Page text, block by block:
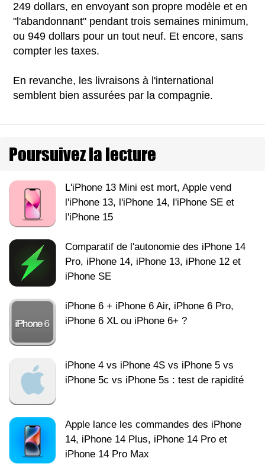
249 dollars, en envoyant son propre modèle et en
"l'abandonnant" pendant trois semaines minimum,
ou 949 dollars pour un tout neuf. Et encore, sans
compter les taxes.
En revanche, les livraisons à l'international
semblent bien assurées par la compagnie.
Poursuivez la lecture
L'iPhone 13 Mini est mort, Apple vend
l'iPhone 13, l'iPhone 14, l'iPhone SE et
l'iPhone 15
Comparatif de l'autonomie des iPhone 14
Pro, iPhone 14, iPhone 13, iPhone 12 et
iPhone SE
iPhone 6 + iPhone 6 Air, iPhone 6 Pro,
iPhone 6 XL ou iPhone 6+ ?
iPhone 4 vs iPhone 4S vs iPhone 5 vs
iPhone 5c vs iPhone 5s : test de rapidité
Apple lance les commandes des iPhone
14, iPhone 14 Plus, iPhone 14 Pro et
iPhone 14 Pro Max